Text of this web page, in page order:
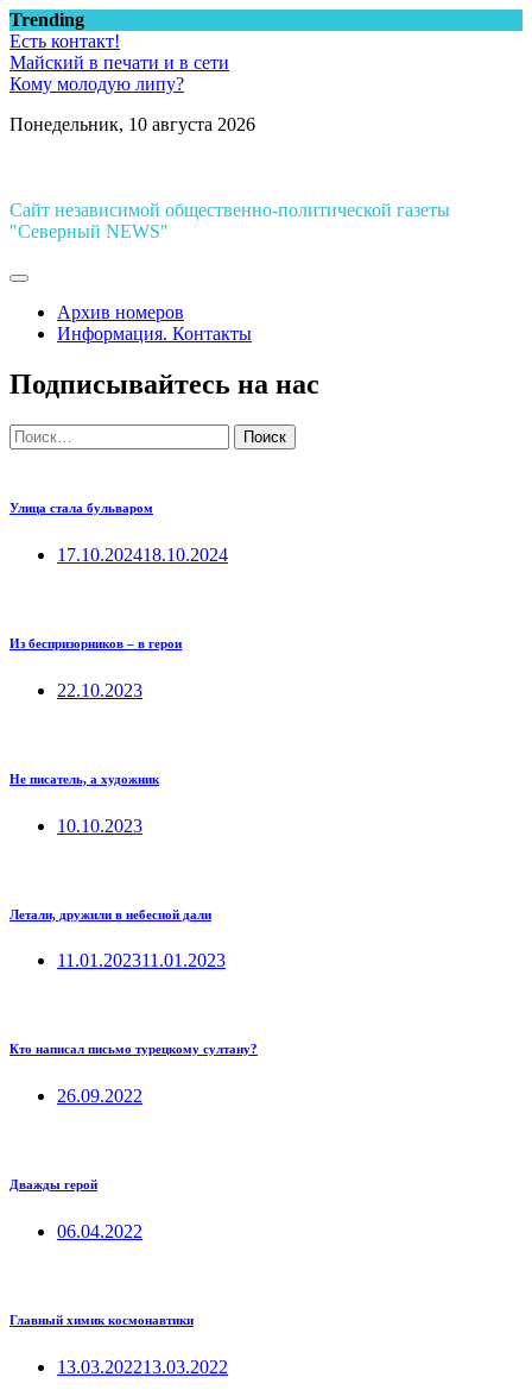
Перейти
к
содержимому
Trending
Есть контакт!
Майский в печати и в сети
Кому молодую липу?
Понедельник, 10 августа 2026
Сайт независимой общественно-политической газеты
"Северный NEWS"
Архив номеров
Информация. Контакты
Подписывайтесь на нас
Найти:
Улица стала бульваром
17.10.202418.10.2024
Из беспризорников – в герои
22.10.2023
Не писатель, а художник
10.10.2023
Летали, дружили в небесной дали
11.01.202311.01.2023
Кто написал письмо турецкому султану?
26.09.2022
Дважды герой
06.04.2022
Главный химик космонавтики
13.03.202213.03.2022